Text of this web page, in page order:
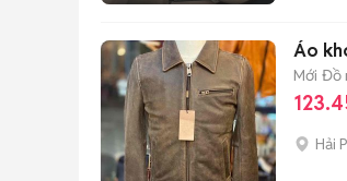
Áo
Mới Đồ
Hải